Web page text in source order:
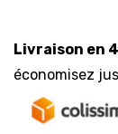
Livraison en
économisez